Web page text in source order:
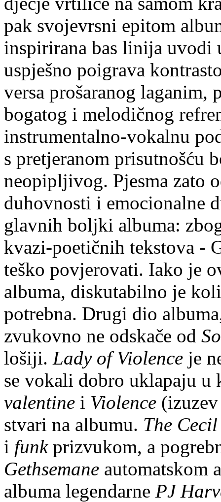
pak svojevrsni epitom
inspirirana bas linija uvodi
uspješno poigrava
versa prošaranog
bogatog i melodičnog
instrumentalno-vokalnu
s pretjeranom prisutnošću
neopipljivog. Pjesma zato
duhovnosti i emocionalne
glavnih boljki albuma:
kvazi-poetičnih tekstova -
teško povjerovati. Iako je
albuma, diskutabilno je
potrebna. Drugi dio
zvukovno ne odskače od
lošiji. Lady of Violence je
se vokali dobro uklapaju u
valentine i Violence
stvari na albumu. The
i funkprizvukom, a
Gethsemane automatskom
albuma legendarne PJ